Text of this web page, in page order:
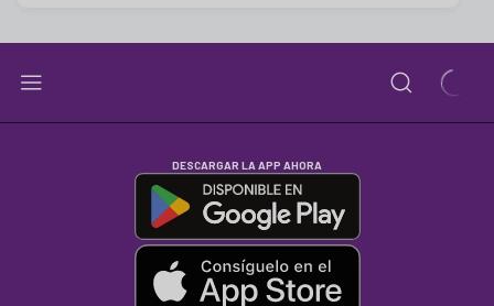
DESCARGAR LA APP AHORA